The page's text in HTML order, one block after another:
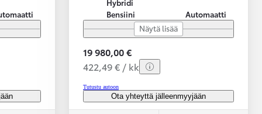
Hybridi
Bensiini
Automaatti
Näytä lisää
19 980,00 €
422,49 € / kk
Tutustu autoon
Ota yhteyttä jälleenmyyjään